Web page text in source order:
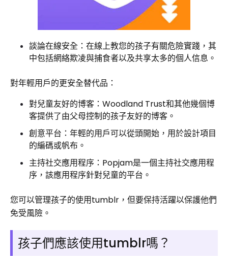
談論在線安全：在線上教您的孩子有關危險實踐，其
中包括網絡欺凌與捕食者以及共享太多的個人信息。
對年輕用戶的更安全替代品：
對兒童友好的博客：Woodland Trust和其他幾個博
客提供了由父母控制的孩子友好的博客。
創意平台：年輕的用戶可以從頭開始，用於設計項目
的編碼或帆布。
主持社交應用程序：Popjam是一個主持社交應用程
序，該應用程序針對兒童的平台。
您可以管理孩子的使用tumblr，但要保持活躍以保護他們
免受風險。
孩子們應該使用tumblr嗎？